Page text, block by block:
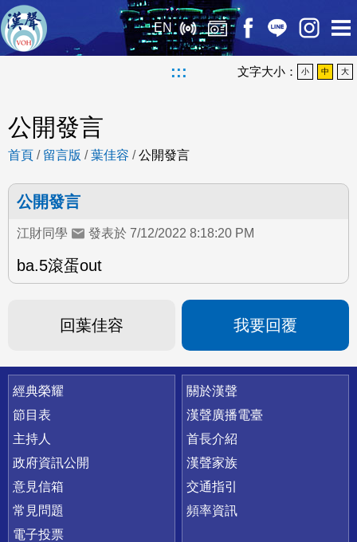
EN
::: 文字大小： 小 中 大
公開發言
首頁 / 留言版 /葉佳容 /公開發言
公開發言
江財同學 發表於 7/12/2022 8:18:20 PM
ba.5滾蛋out
回葉佳容 我要回覆
快速連結
經典榮耀
節目表
主持人
政府資訊公開
意見信箱
常見問題
電子投票
關於漢聲
漢聲廣播電臺
首長介紹
漢聲家族
交通指引
頻率資訊